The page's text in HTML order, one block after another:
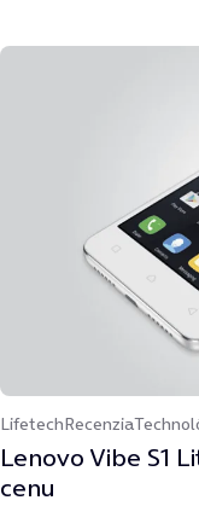
LifetechRecenzia
Lenovo Vibe S1
cenu